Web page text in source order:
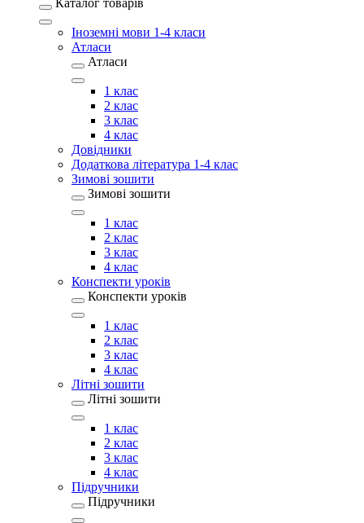
Каталог товарів
Іноземні мови 1-4 класи
Атласи
Атласи
1 клас
2 клас
3 клас
4 клас
Довідники
Додаткова література 1-4 клас
Зимові зошити
Зимові зошити
1 клас
2 клас
3 клас
4 клас
Конспекти уроків
Конспекти уроків
1 клас
2 клас
3 клас
4 клас
Літні зошити
Літні зошити
1 клас
2 клас
3 клас
4 клас
Підручники
Підручники